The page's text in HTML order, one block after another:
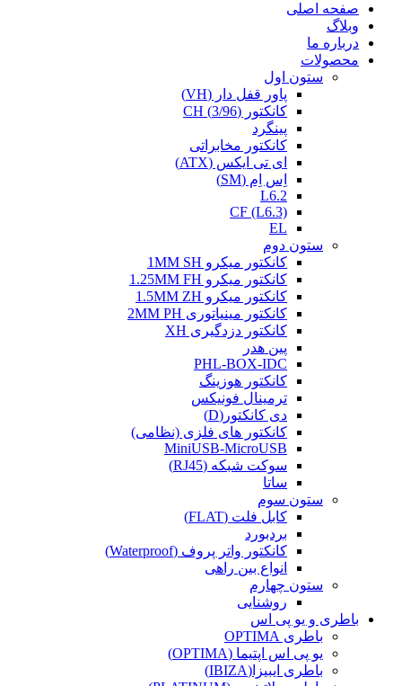
صفحه اصلی
وبلاگ
درباره ما
محصولات
ستون اول
پاور قفل دار (VH)
کانکتور (3/96) CH
پینگرد
کانکتور مخابراتی
ای تی ایکس (ATX)
اِس اِم (SM)
L6.2
CF (L6.3)
EL
ستون دوم
کانکتور میکرو 1MM SH
کانکتور میکرو 1.25MM FH
کانکتور میکرو 1.5MM ZH
کانکتور مینیاتوری 2MM PH
کانکتور دزدگیری XH
پین هدر
PHL-BOX-IDC
کانکتور هوزینگ
ترمینال فونیکس
دی کانکتور(D)
کانکتور های فلزی (نظامی)
MiniUSB-MicroUSB
سوکت شبکه (RJ45)
ساتا
ستون سوم
کابل فلت (FLAT)
بردبورد
کانکتور واتر پروف (Waterproof)
انواع بین راهی
ستون چهارم
روشنایی
باطری و یو پی اس
باطری OPTIMA
یو پی اس اپتیما (OPTIMA)
باطری ایبیزا(IBIZA)